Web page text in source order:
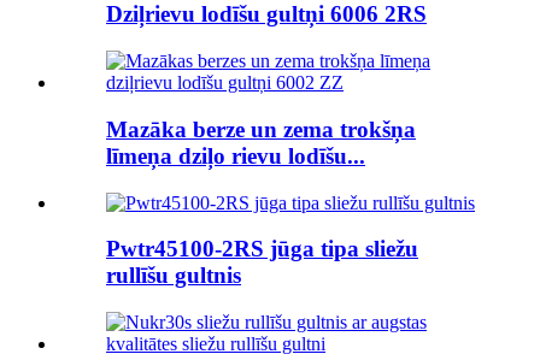
Dziļrievu lodīšu gultņi 6006 2RS
Mazāka berze un zema trokšņa
līmeņa dziļo rievu lodīšu...
Pwtr45100-2RS jūga tipa sliežu
rullīšu gultnis